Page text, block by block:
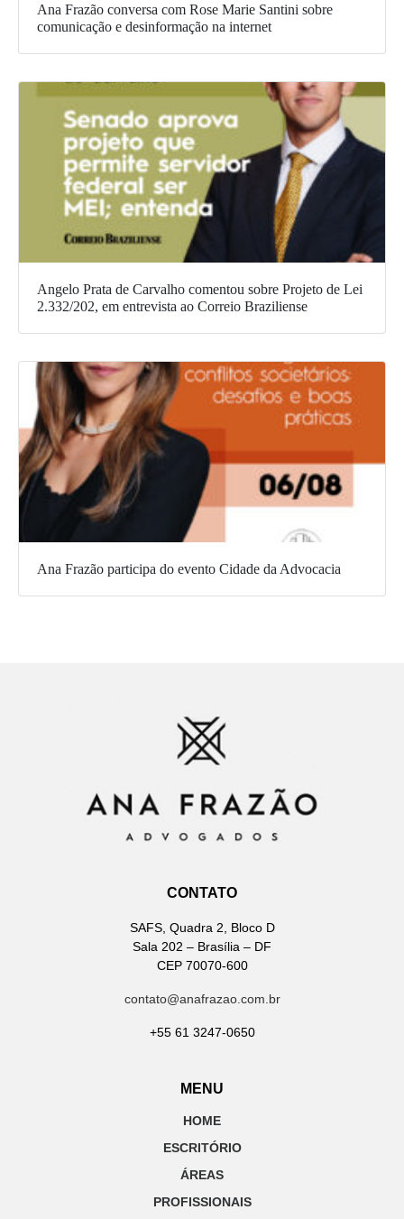
Ana Frazão conversa com Rose Marie Santini sobre
comunicação e desinformação na internet
Angelo Prata de Carvalho comentou sobre Projeto de Lei
2.332/202, em entrevista ao Correio Braziliense
Ana Frazão participa do evento Cidade da Advocacia
CONTATO
SAFS, Quadra 2, Bloco D
Sala 202 – Brasília – DF
CEP 70070-600
contato@anafrazao.com.br
+55 61 3247-0650
MENU
HOME
ESCRITÓRIO
ÁREAS
PROFISSIONAIS